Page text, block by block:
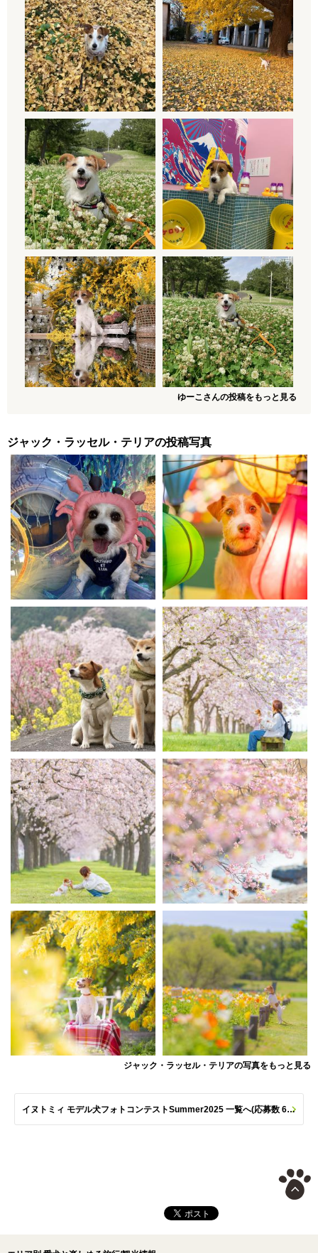
ゆーこさんの投稿をもっと見る
ジャック・ラッセル・テリアの投稿写真
ジャック・ラッセル・テリアの写真をもっと見る
イヌトミィ モデル犬フォトコンテストSummer2025 一覧へ(応募数 651枚)